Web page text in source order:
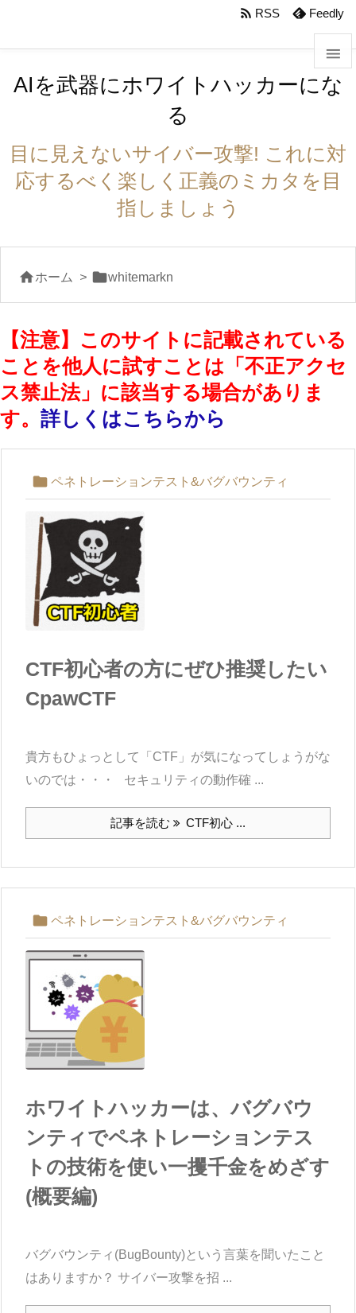



サイ


 RSS Feedly
AIを武器にホワイトハッカーにな
る
目に見えないサイバー攻撃! これに対
応するべく楽しく正義のミカタを目
指しましょう
ホーム > whitemarkn
【注意】このサイトに記載されている
ことを他人に試すことは「不正アクセ
ス禁止法」に該当する場合がありま
す。 詳しくはこちらから
 ペネトレーションテスト&バグバウンティ
CTF初心者の方にぜひ推奨したい
CpawCTF
貴方もひょっとして「CTF」が気になってしょうがな
いのでは・・・ セキュリティの動作確 ...
記事を読む CTF初心 ...
 ペネトレーションテスト&バグバウンティ
ホワイトハッカーは、バグバウ
ンティでペネトレーションテス
トの技術を使い一攫千金をめざす
(概要編)
バグバウンティ(BugBounty)という言葉を聞いたこと
はありますか？ サイバー攻撃を招 ...